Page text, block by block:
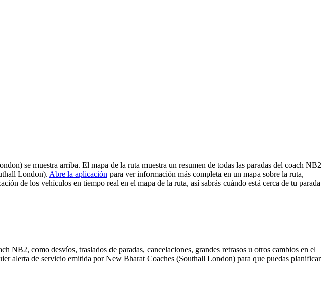
se muestra arriba. El mapa de la ruta muestra un resumen de todas las paradas del coach NB2
London). Abre la aplicación para ver información más completa en un mapa sobre la ruta,
de los vehículos en tiempo real en el mapa de la ruta, así sabrás cuándo está cerca de tu parada
NB2, como desvíos, traslados de paradas, cancelaciones, grandes retrasos u otros cambios en el
alerta de servicio emitida por New Bharat Coaches (Southall London) para que puedas planificar